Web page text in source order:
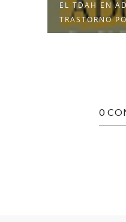
EL TDAH EN
TRASTORNO
0